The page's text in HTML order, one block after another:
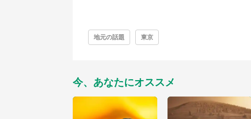
地元の話題 東京
今、あなたにオススメ